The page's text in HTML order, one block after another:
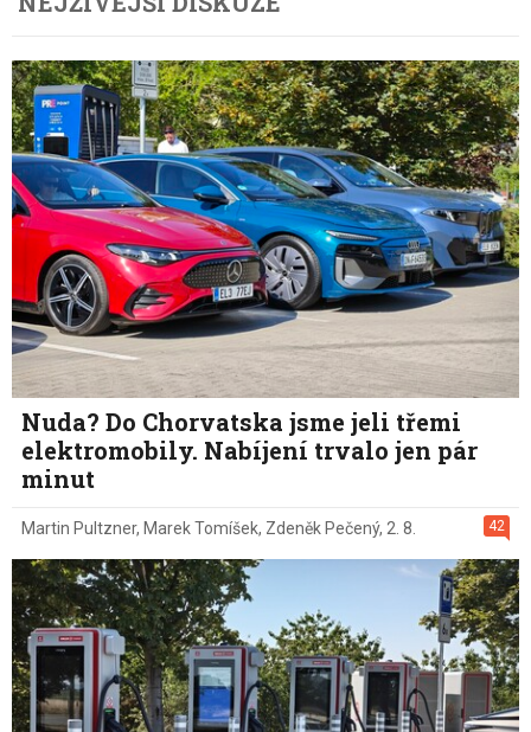
Nuda? Do Chorvatska jsme jeli třemi
elektromobily. Nabíjení trvalo jen pár
minut
42
Martin Pultzner, Marek Tomíšek, Zdeněk Pečený, 2. 8.